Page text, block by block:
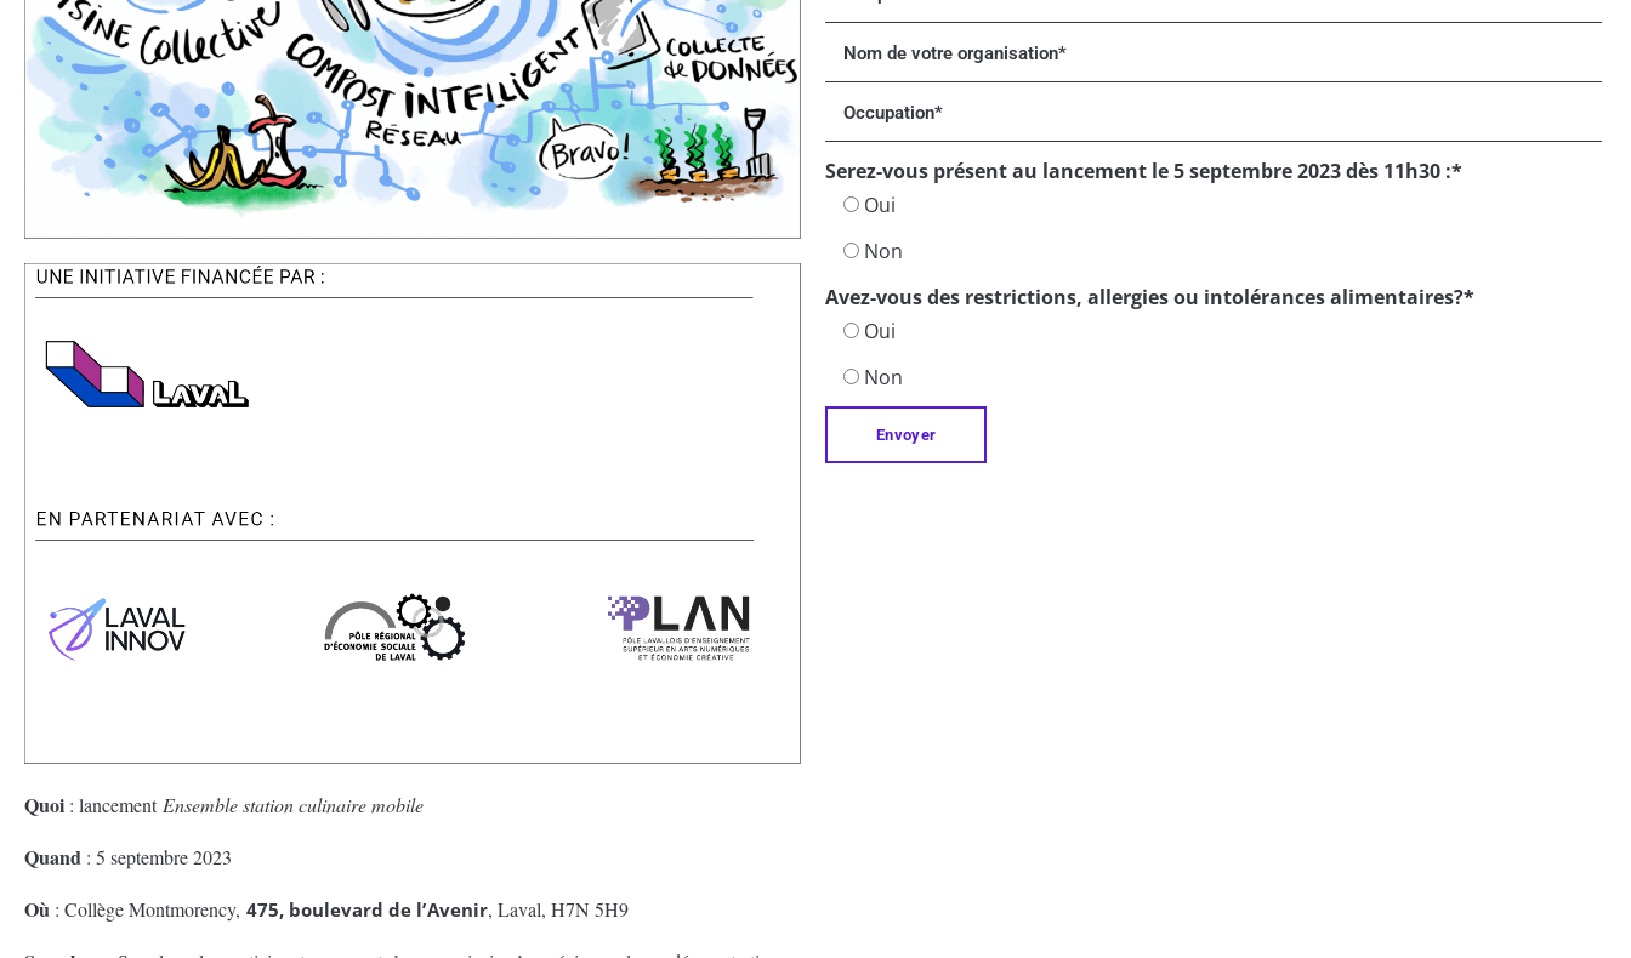
Quoi : lancement Ensemble station culinaire mobile
Quand : 5 septembre 2023
Où : Collège Montmorency, 475, boulevard de l’Avenir, Laval, H7N 5H9
Serez-vous présent au lancement le 5 septembre 2023 dès 11h30 :*
Oui
Non
Avez-vous des restrictions, allergies ou intolérances alimentaires?*
Oui
Non
Envoyer